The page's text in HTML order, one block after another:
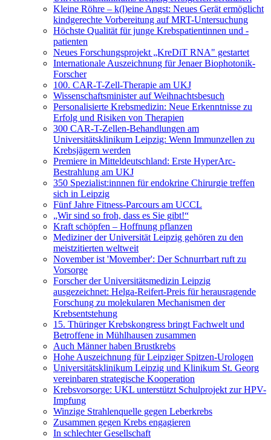
Kleine Röhre – k(l)eine Angst: Neues Gerät ermöglicht
kindgerechte Vorbereitung auf MRT-Untersuchung
Höchste Qualität für junge Krebspatientinnen und -
patienten
Neues Forschungsprojekt „KreDiT RNA" gestartet
Internationale Auszeichnung für Jenaer Biophotonik-
Forscher
100. CAR-T-Zell-Therapie am UKJ
Wissenschaftsminister auf Weihnachtsbesuch
Personalisierte Krebsmedizin: Neue Erkenntnisse zu
Erfolg und Risiken von Therapien
300 CAR-T-Zellen-Behandlungen am
Universitätsklinikum Leipzig: Wenn Immunzellen zu
Krebsjägern werden
Premiere in Mitteldeutschland: Erste HyperArc-
Bestrahlung am UKJ
350 Spezialist:innnen für endokrine Chirurgie treffen
sich in Leipzig
Fünf Jahre Fitness-Parcours am UCCL
„Wir sind so froh, dass es Sie gibt!“
Kraft schöpfen – Hoffnung pflanzen
Mediziner der Universität Leipzig gehören zu den
meistzitierten weltweit
November ist 'Movember': Der Schnurrbart ruft zu
Vorsorge
Forscher der Universitätsmedizin Leipzig
ausgezeichnet: Helga-Reifert-Preis für herausragende
Forschung zu molekularen Mechanismen der
Krebsentstehung
15. Thüringer Krebskongress bringt Fachwelt und
Betroffene in Mühlhausen zusammen
Auch Männer haben Brustkrebs
Hohe Auszeichnung für Leipziger Spitzen-Urologen
Universitätsklinikum Leipzig und Klinikum St. Georg
vereinbaren strategische Kooperation
Krebsvorsorge: UKL unterstützt Schulprojekt zur HPV-
Impfung
Winzige Strahlenquelle gegen Leberkrebs
Zusammen gegen Krebs engagieren
In schlechter Gesellschaft